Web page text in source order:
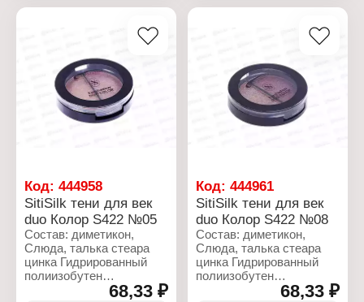
железаUSMUTHХлорокиси
ЖЕЛЕЗА ферроцианида,
АММИАЧНО,
АЛЮМИНИЙ
Характеристики:
Бренд: SitiSilk
Артикул: S422
Объем: 2,5 г
Код: 444958
SitiSilk тени для век
duo Колор S422 №05
Состав: диметикон,
Слюда, талька стеара
цинка Гидрированный
полиизобутен
DIISOSTERYL малат,
68,33 ₽
Код:444961
SitiSilk тени для век
duo Колор S422 №08
Состав: диметикон,
Слюда, талька стеара
цинка Гидрированный
полиизобутен
DIISOSTERYL малат,
68,33 ₽